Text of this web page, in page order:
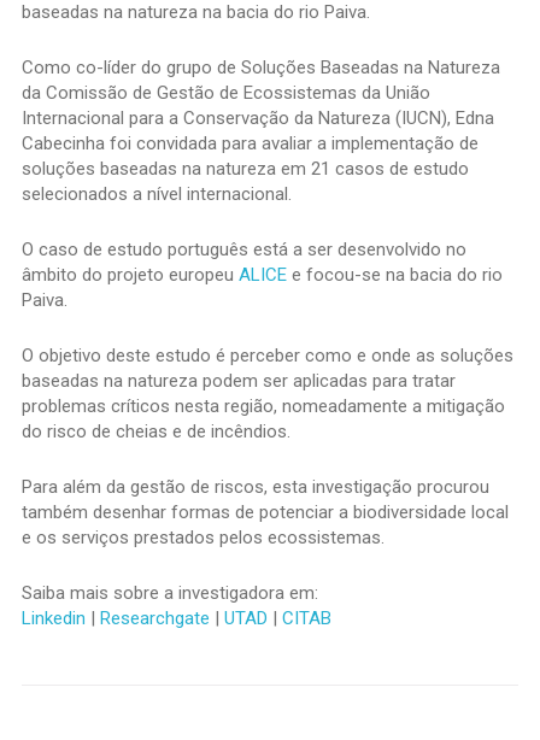
baseadas na natureza na bacia do rio Paiva.
Como co-líder do grupo de Soluções Baseadas na Natureza
da Comissão de Gestão de Ecossistemas da União
Internacional para a Conservação da Natureza (IUCN), Edna
Cabecinha foi convidada para avaliar a implementação de
soluções baseadas na natureza em 21 casos de estudo
selecionados a nível internacional.
O caso de estudo português está a ser desenvolvido no
âmbito do projeto europeu ALICEe focou-se na bacia do rio
Paiva.
O objetivo deste estudo é perceber como e onde as soluções
baseadas na natureza podem ser aplicadas para tratar
problemas críticos nesta região, nomeadamente a mitigação
do risco de cheias e de incêndios.
Para além da gestão de riscos, esta investigação procurou
também desenhar formas de potenciar a biodiversidade local
e os serviços prestados pelos ecossistemas.
Saiba mais sobre a investigadora em:
Linkedin
Researchgate UTAD CITAB